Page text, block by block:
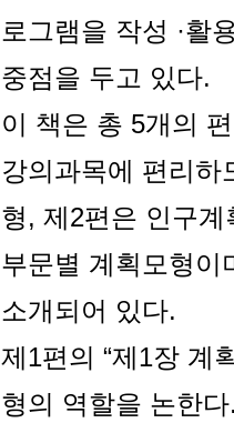
로그램을 작성 ·활
중점을 두고 있다.
이 책은 총 5개의
강의과목에 편리하
형, 제2편은 인구
부문별 계획모형이
소개되어 있다.
제1편의 “제1장 계
형의 역할을 논한